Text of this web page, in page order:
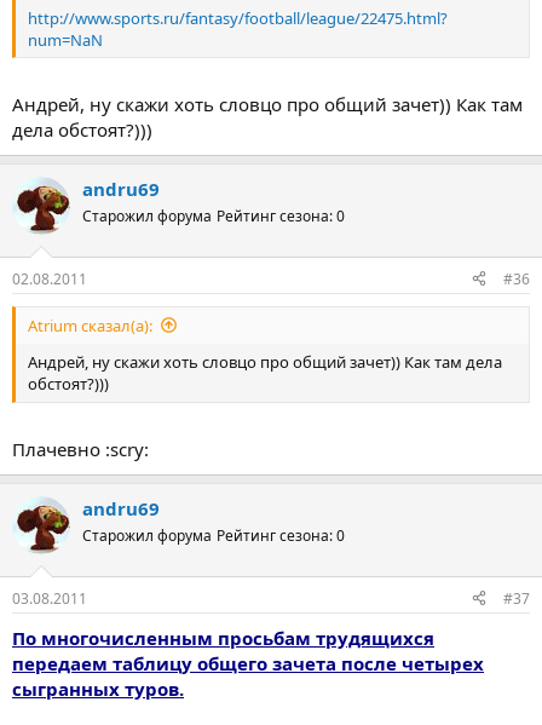
http://www.sports.ru/fantasy/football/league/22475.html?
num=NaN
Андрей, ну скажи хоть словцо про общий зачет)) Как там
дела обстоят?)))
andru69
Старожил форума Рейтинг сезона: 0
02.08.2011 #36
Atrium сказал(а):
Андрей, ну скажи хоть словцо про общий зачет)) Как там дела
обстоят?)))
Плачевно :scry:
andru69
Старожил форума Рейтинг сезона: 0
03.08.2011 #37
По многочисленным просьбам трудящихся
передаем таблицу общего зачета после четырех
сыгранных туров.